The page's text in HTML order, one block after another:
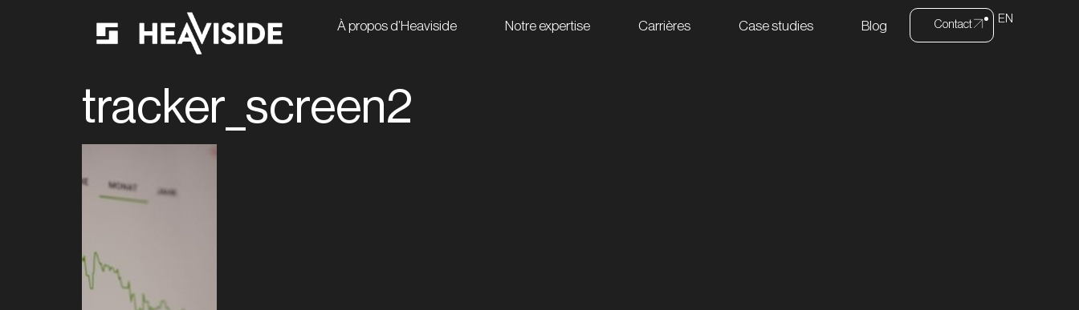
À propos d’Heaviside Notre expertise Carrières Case studies Blog Contact EN
tracker_screen2